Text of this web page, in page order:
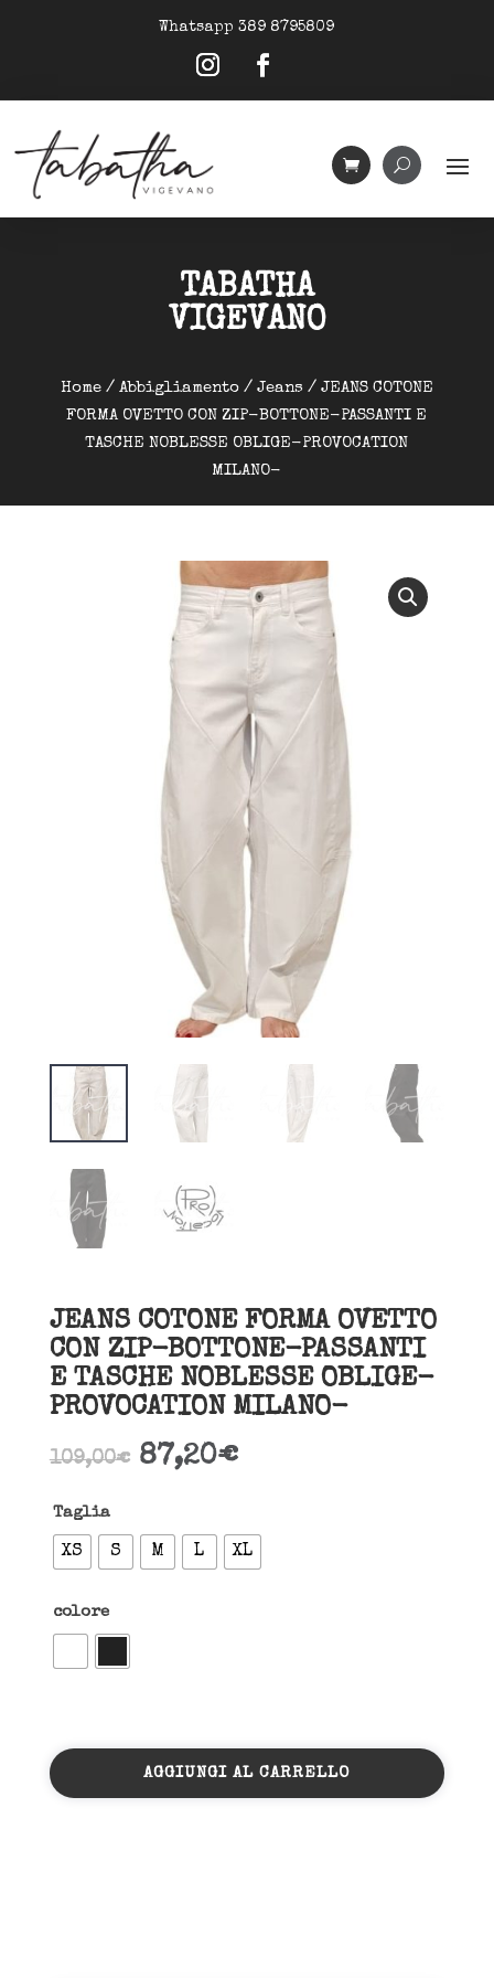
Whatsapp 389 8795809
TABATHA
VIGEVANO
Home/ Abbigliamento/ Jeans / JEANS COTONE
FORMA OVETTO CON ZIP-BOTTONE-PASSANTI E
TASCHE NOBLESSE OBLIGE-PROVOCATION
MILANO-
JEANS COTONE FORMA OVETTO
CON ZIP-BOTTONE-PASSANTI
E TASCHE NOBLESSE OBLIGE-
PROVOCATION MILANO-
109,00€ 87,20€
Taglia
XS S M L XL
colore
COTONE
FORMA
AGGIUNGI AL CARRELLO